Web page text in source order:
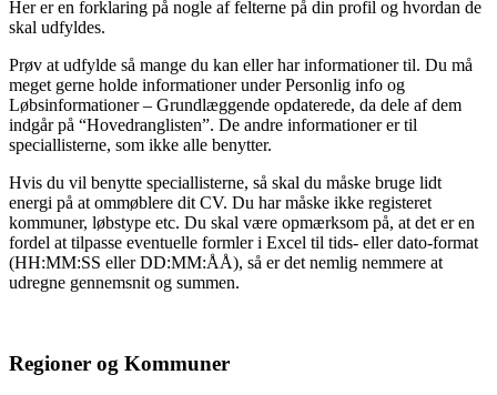
Her er en forklaring på nogle af felterne på din profil og hvordan de
skal udfyldes.
Prøv at udfylde så mange du kan eller har informationer til. Du må
meget gerne holde informationer under Personlig info og
Løbsinformationer – Grundlæggende opdaterede, da dele af dem
indgår på “Hovedranglisten”. De andre informationer er til
speciallisterne, som ikke alle benytter.
Hvis du vil benytte speciallisterne, så skal du måske bruge lidt
energi på at ommøblere dit CV. Du har måske ikke registeret
kommuner, løbstype etc. Du skal være opmærksom på, at det er en
fordel at tilpasse eventuelle formler i Excel til tids- eller dato-format
(HH:MM:SS eller DD:MM:ÅÅ), så er det nemlig nemmere at
udregne gennemsnit og summen.
Regioner og Kommuner